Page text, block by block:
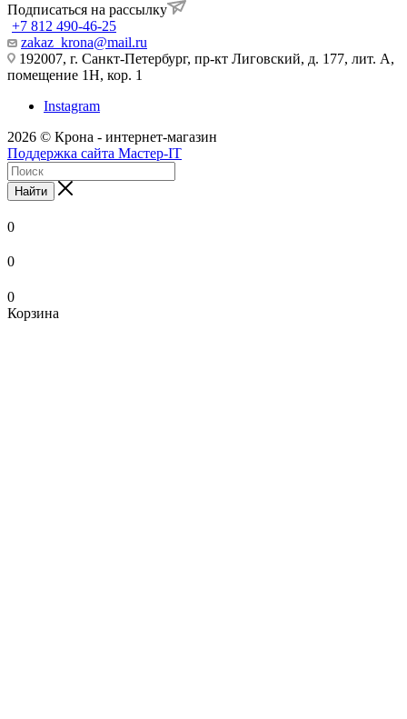
Подписаться на рассылку
+7 812 490-46-25
zakaz_krona@mail.ru
192007, г. Санкт-Петербург, пр-кт Лиговский, д. 177, лит. А,
помещение 1Н, кор. 1
Instagram
2026 © Крона - интернет-магазин
Поддержка сайта Мастер-IT
Найти
0
0
0
Корзина